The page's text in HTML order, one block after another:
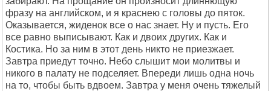
фразу на английском, и я краснею с головы до пяток.
Оказывается, жиденок все о нас знает. Ну и пусть. Его
все равно выписывают. Как и двоих других. Как и
Костика. Но за ним в этот день никто не приезжает.
Завтра приедут точно. Небо слышит мои молитвы и
никого в палату не подселяет. Впереди лишь одна ночь
на то, чтобы быть вдвоем. Завтра у меня очень тяжелый